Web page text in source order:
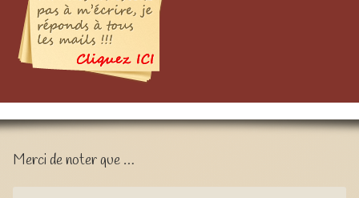
Merci de noter que …